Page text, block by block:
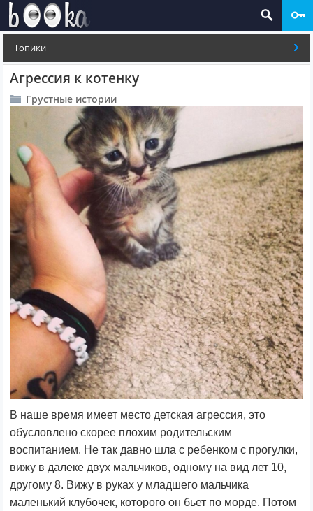
Топики
Агрессия к котенку
Грустные истории
В наше время имеет место детская агрессия, это
обусловлено скорее плохим родительским
воспитанием. Не так давно шла с ребенком с прогулки,
вижу в далеке двух мальчиков, одному на вид лет 10,
другому 8. Вижу в руках у младшего мальчика
маленький клубочек, которого он бьет по морде. Потом